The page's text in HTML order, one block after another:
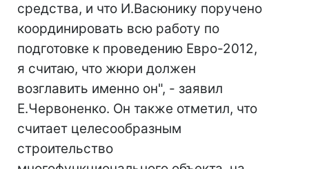
средства, и что И.Васюнику поручено
координировать всю работу по
подготовке к проведению Евро-2012,
я считаю, что жюри должен
возглавить именно он", - заявил
Е.Червоненко. Он также отметил, что
считает целесообразным
строительство